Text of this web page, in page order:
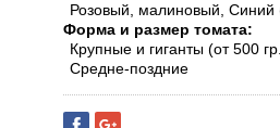
Розовый, малиновый, Синий
Форма и размер томата
Крупные и гиганты (от 500
Средне-поздние